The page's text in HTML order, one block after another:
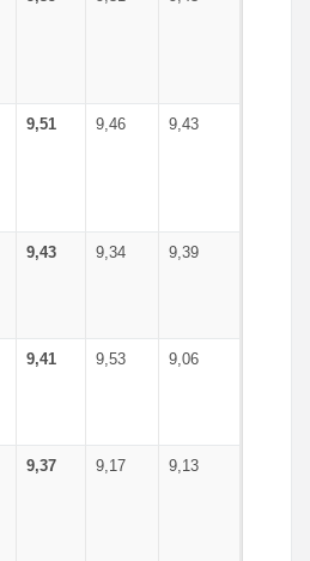
9,51 9,46 9,43
9,43 9,34 9,39
9,41 9,53 9,06
9,37 9,17 9,13